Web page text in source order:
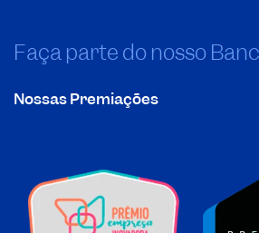
Faça parte do nosso
Nossas Premiações